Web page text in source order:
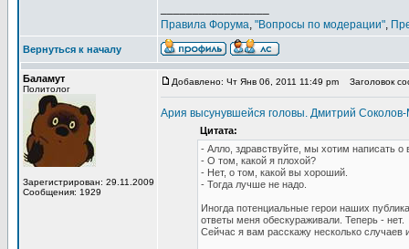
Правила Форума, "Вопросы по модерации",
Вернуться к началу
Баламут
Политолог
Зарегистрирован: 29.11.2009
Сообщения: 1929
Добавлено: Чт Янв 06, 2011 11:49 pm Заголовок
Ария высунувшейся головы. Дмитрий
Цитата:
- Алло, здравствуйте, мы хотим написать о
- О том, какой я плохой?
- Нет, о том, какой вы хороший.
- Тогда лучше не надо.
Иногда потенциальные герои наших
ответы меня обескураживали. Теперь - нет.
Сейчас я вам расскажу несколько случаев